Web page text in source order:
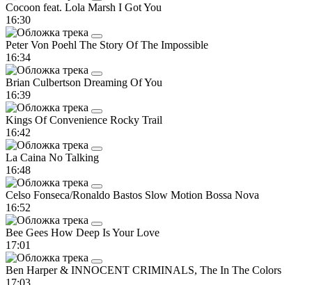
Cocoon feat. Lola Marsh I Got You
16:30
Peter Von Poehl The Story Of The Impossible
16:34
Brian Culbertson Dreaming Of You
16:39
Kings Of Convenience Rocky Trail
16:42
La Caina No Talking
16:48
Celso Fonseca/Ronaldo Bastos Slow Motion Bossa Nova
16:52
Bee Gees How Deep Is Your Love
17:01
Ben Harper & INNOCENT CRIMINALS, The In The Colors
17:03